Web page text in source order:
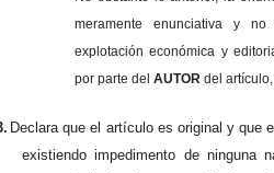
meramente enunciativa y
explotación económica y
por parte del AUTORdel
Declara que el artículo es original y que
existiendo impedimento de ninguna